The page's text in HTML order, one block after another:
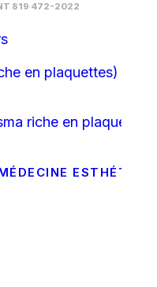
819 472-2022
en plaquettes)
riche en plaquettes)